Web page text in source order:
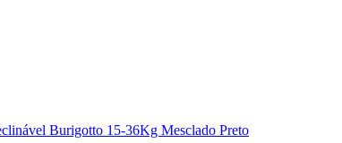
Burigotto 15-36Kg Mesclado Preto